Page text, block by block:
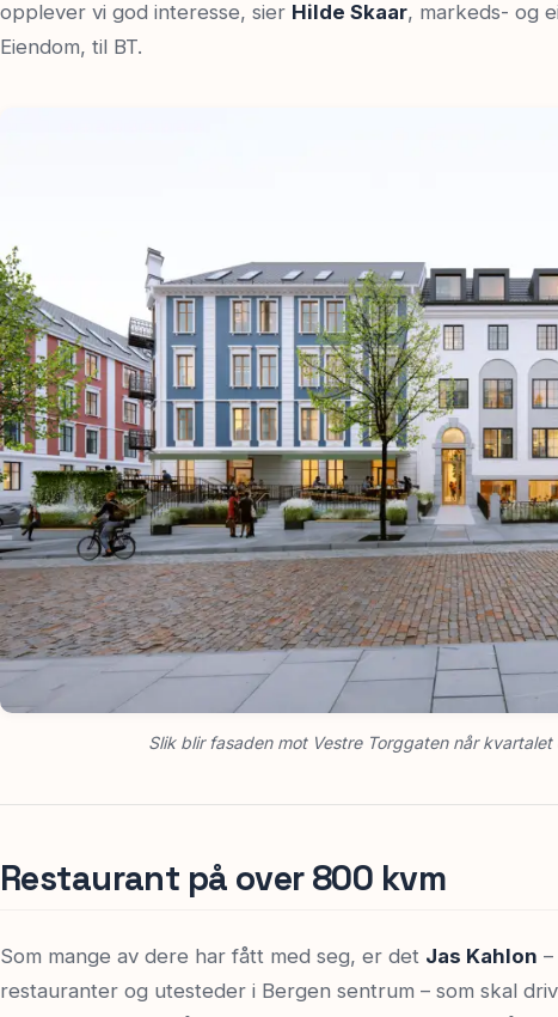
opplever vi god interesse, sier Hilde Skaar, markeds- og
Eiendom, til BT.
Slik blir fasaden mot Vestre Torggaten når
Restaurant på over 800 kvm
Som mange av dere har fått med seg, er det Jas Kahlon
restauranter og utesteder i Bergen sentrum – som skal